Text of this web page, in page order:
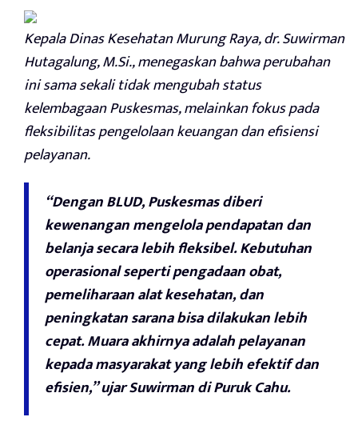
Kepala Dinas Kesehatan Murung Raya, dr. Suwirman
Hutagalung, M.Si., menegaskan bahwa perubahan
ini sama sekali tidak mengubah status
kelembagaan Puskesmas, melainkan fokus pada
fleksibilitas pengelolaan keuangan dan efisiensi
pelayanan.
“Dengan BLUD, Puskesmas diberi
kewenangan mengelola pendapatan dan
belanja secara lebih fleksibel. Kebutuhan
operasional seperti pengadaan obat,
pemeliharaan alat kesehatan, dan
peningkatan sarana bisa dilakukan lebih
cepat. Muara akhirnya adalah pelayanan
kepada masyarakat yang lebih efektif dan
efisien,” ujar Suwirman di Puruk Cahu.